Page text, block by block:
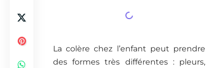
La colère chez l’enfant peut prendre
des formes très différentes : pleurs,